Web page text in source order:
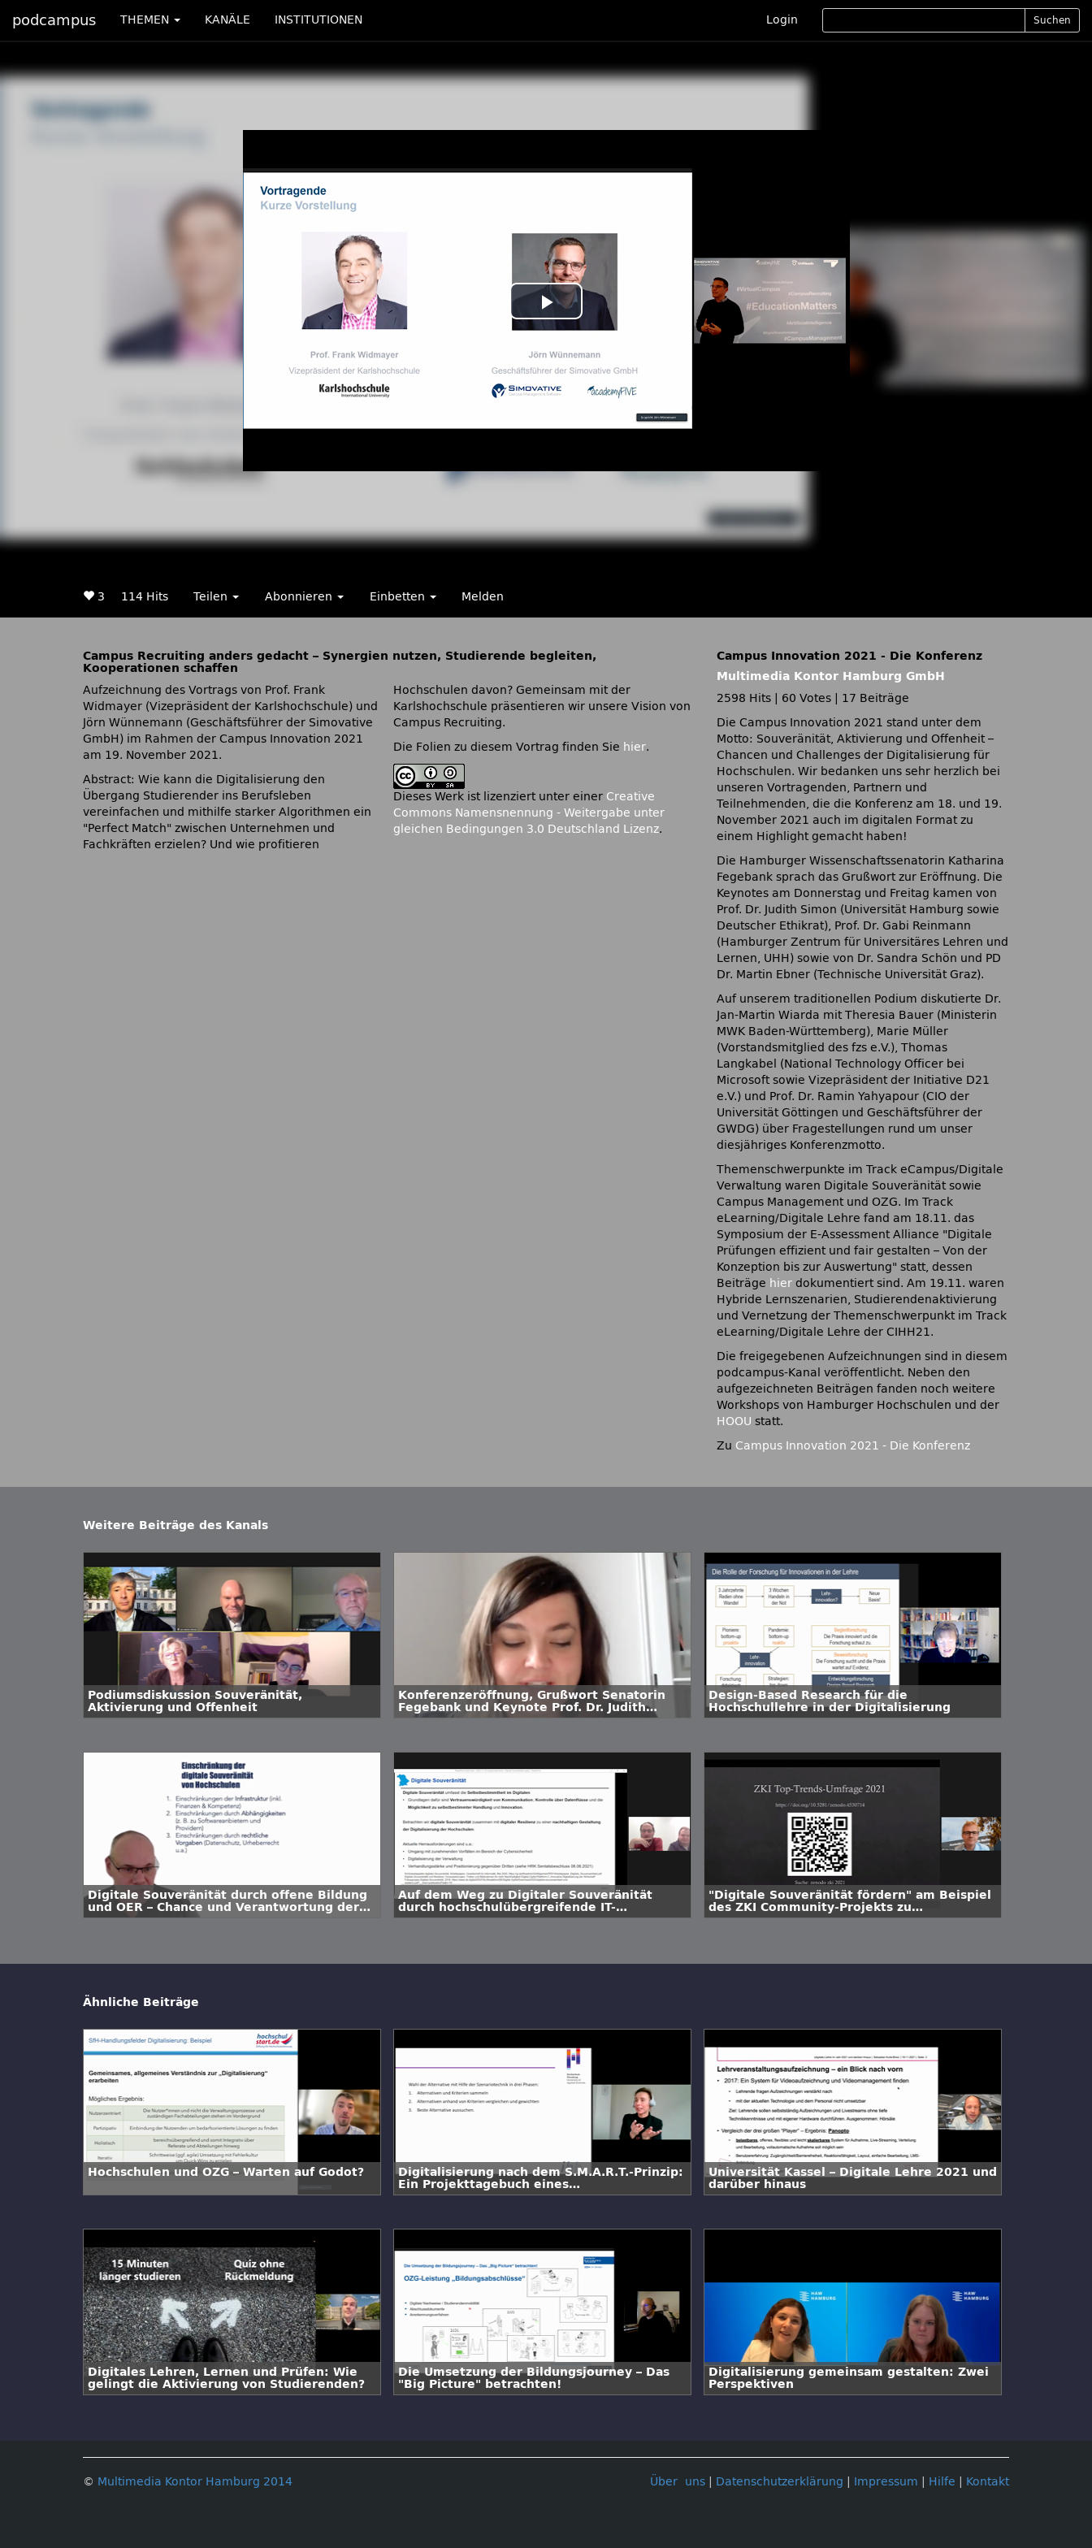
podcampus THEMEN KANÄLE INSTITUTIONEN Login Suchen
Play
Video
3 114 Hits Teilen Abonnieren Einbetten Melden
Campus Recruiting anders gedacht – Synergien nutzen, Studierende begleiten,
Kooperationen schaffen
Aufzeichnung des Vortrags von Prof. Frank
Widmayer (Vizepräsident der Karlshochschule) und
Jörn Wünnemann (Geschäftsführer der Simovative
GmbH) im Rahmen der Campus Innovation 2021
am 19. November 2021.
Abstract: Wie kann die Digitalisierung den
Übergang Studierender ins Berufsleben
vereinfachen und mithilfe starker Algorithmen ein
Perfect Match
zwischen Unternehmen und
Fachkräften erzielen? Und wie profitieren
Hochschulen davon? Gemeinsam mit der
Karlshochschule präsentieren wir unsere Vision von
Campus Recruiting.
Die Folien zu diesem Vortrag finden Sie hier.
Dieses Werk ist lizenziert unter einer Creative
Commons Namensnennung - Weitergabe unter
gleichen Bedingungen 3.0 Deutschland Lizenz.
Campus Innovation 2021 - Die Konferenz
Multimedia Kontor Hamburg GmbH
2598 Hits
60 Votes
17 Beiträge
Die Campus Innovation 2021 stand unter dem
Motto: Souveränität, Aktivierung und Offenheit –
Chancen und Challenges der Digitalisierung für
Hochschulen. Wir bedanken uns sehr herzlich bei
unseren Vortragenden, Partnern und
Teilnehmenden, die die Konferenz am 18. und 19.
November 2021 auch im digitalen Format zu
einem Highlight gemacht haben!
Die Hamburger Wissenschaftssenatorin Katharina
Fegebank sprach das Grußwort zur Eröffnung. Die
Keynotes am Donnerstag und Freitag kamen von
Prof. Dr. Judith Simon (Universität Hamburg sowie
Deutscher Ethikrat), Prof. Dr. Gabi Reinmann
(Hamburger Zentrum für Universitäres Lehren und
Lernen, UHH) sowie von Dr. Sandra Schön und PD
Dr. Martin Ebner (Technische Universität Graz).
Auf unserem traditionellen Podium diskutierte Dr.
Jan-Martin Wiarda mit Theresia Bauer (Ministerin
MWK Baden-Württemberg), Marie Müller
(Vorstandsmitglied des fzs e.V.), Thomas
Langkabel (National Technology Officer bei
Microsoft sowie Vizepräsident der Initiative D21
e.V.) und Prof. Dr. Ramin Yahyapour (CIO der
Universität Göttingen und Geschäftsführer der
GWDG) über Fragestellungen rund um unser
diesjähriges Konferenzmotto.
Themenschwerpunkte im Track eCampus/Digitale
Verwaltung waren Digitale Souveränität sowie
Campus Management und OZG. Im Track
eLearning/Digitale Lehre fand am 18.11. das
Symposium der E-Assessment Alliance
Digitale
Prüfungen effizient und fair gestalten – Von der
Konzeption bis zur Auswertung
statt, dessen
Beiträge hier dokumentiert sind. Am 19.11. waren
Hybride Lernszenarien, Studierendenaktivierung
und Vernetzung der Themenschwerpunkt im Track
eLearning/Digitale Lehre der CIHH21.
Die freigegebenen Aufzeichnungen sind in diesem
podcampus-Kanal veröffentlicht. Neben den
aufgezeichneten Beiträgen fanden noch weitere
Workshops von Hamburger Hochschulen und der
HOOU statt.
Zu Campus Innovation 2021 - Die Konferenz
Weitere Beiträge des Kanals
Podiumsdiskussion Souveränität,
Aktivierung und Offenheit
Konferenzeröffnung, Grußwort Senatorin
Fegebank und Keynote Prof. Dr. Judith
Simon
Design-Based Research für die
Hochschullehre in der Digitalisierung
Digitale Souveränität durch offene Bildung
und OER – Chance und Verantwortung der
Hochschulen
Auf dem Weg zu Digitaler Souveränität
durch hochschulübergreifende IT-
Governance in Bayern
"Digitale Souveränität fördern" am Beispiel
des ZKI Community-Projekts zu
BigBlueButton
Ähnliche Beiträge
Hochschulen und OZG – Warten auf Godot?
Digitalisierung nach dem S.M.A.R.T.-Prinzip:
Ein Projekttagebuch eines
Einführungsprojektes in Corona-Zeiten
Universität Kassel – Digitale Lehre 2021 und
darüber hinaus
Digitales Lehren, Lernen und Prüfen: Wie
gelingt die Aktivierung von Studierenden?
Die Umsetzung der Bildungsjourney – Das
"Big Picture" betrachten!
Digitalisierung gemeinsam gestalten: Zwei
Perspektiven
Über uns Datenschutzerklärung Impressum Hilfe Kontakt
© Multimedia Kontor Hamburg 2014